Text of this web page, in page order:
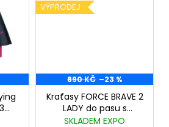
VÝPRODEJ
890 KČ –23 %
Kraťasy FORCE BRAVE 2
LADY do pasu s
vložkou černé
SKLADEM EXPO